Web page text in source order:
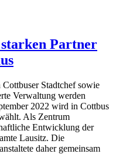
Partner
Stadtchef sowie
Verwaltung werden
2022 wird in Cottbus
Als Zentrum
Entwicklung der
Lausitz. Die
daher gemeinsam